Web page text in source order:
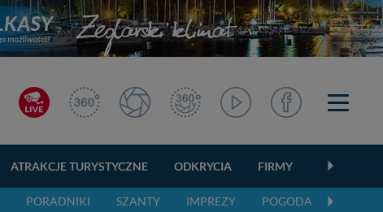
ATRAKCJE TURYSTYCZNE ODKRYCIA FIRMY
PORADNIKI SZANTY IMPREZY POGODA